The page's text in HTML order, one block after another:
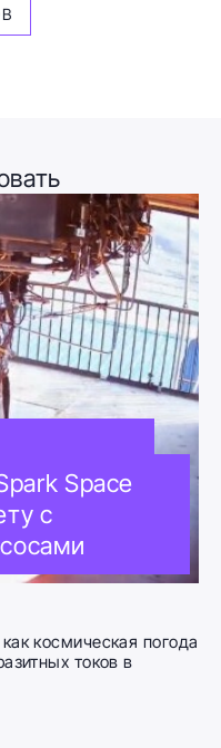
Space
с
космическая погода
токов в